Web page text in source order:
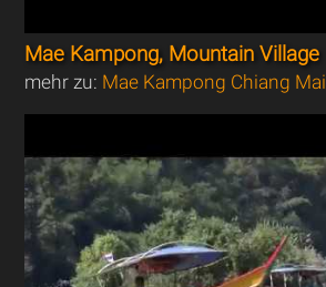
Mae Kampong, Mountain Village
mehr zu: Mae Kampong Chiang Mai